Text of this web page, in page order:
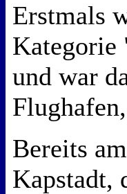
Erstmals
Kategorie
und war
Bereits
Kapstadt,